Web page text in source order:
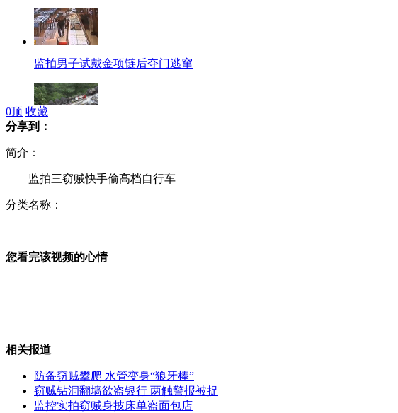
监拍男子试戴金项链后夺门逃窜
轻松一刻：史上“最强”的飞檐走壁
北大报告称全国人均住房面积36平米
0顶 收藏
分享到：
简介：
监拍三窃贼快手偷高档自行车
分类名称：
您看完该视频的心情
相关报道
防备窃贼攀爬 水管变身“狼牙棒”
窃贼钻洞翻墙欲盗银行 两触警报被捉
监控实拍窃贼身披床单盗面包店